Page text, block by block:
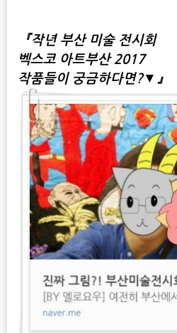
『작년 부산 미술 전시회
벡스코 아트부산 2017
작품들이 궁금하다면?▼』